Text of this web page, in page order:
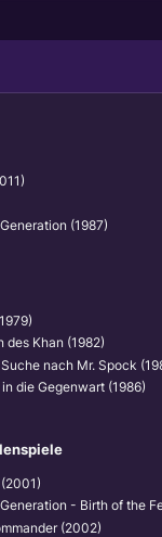
(1987)
des Khan (1982)
nach Mr. Spock
die Gegenwart (1986)
- Birth of the
(2002)